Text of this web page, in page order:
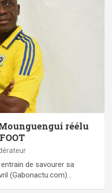
réélu
de savourer sa
(Gabonactu.com)…